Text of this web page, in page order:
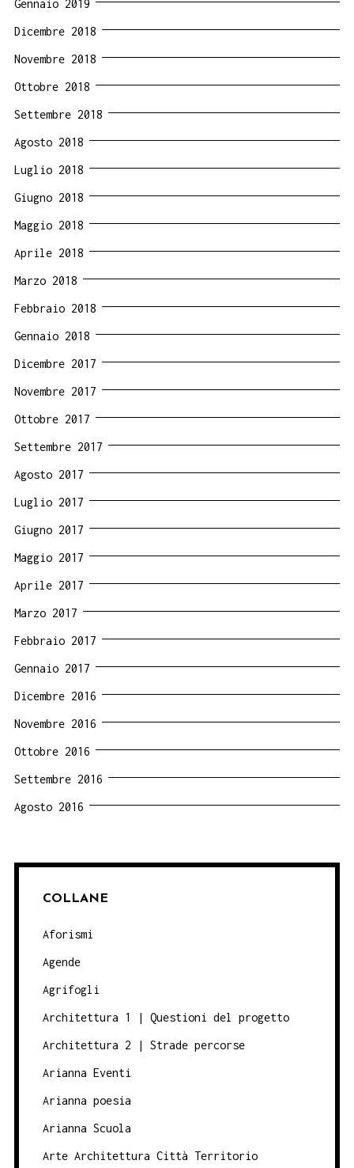
Gennaio 2019
Dicembre 2018
Novembre 2018
Ottobre 2018
Settembre 2018
Agosto 2018
Luglio 2018
Giugno 2018
Maggio 2018
Aprile 2018
Marzo 2018
Febbraio 2018
Gennaio 2018
Dicembre 2017
Novembre 2017
Ottobre 2017
Settembre 2017
Agosto 2017
Luglio 2017
Giugno 2017
Maggio 2017
Aprile 2017
Marzo 2017
Febbraio 2017
Gennaio 2017
Dicembre 2016
Novembre 2016
Ottobre 2016
Settembre 2016
Agosto 2016
COLLANE
Aforismi
Agende
Agrifogli
Architettura 1 | Questioni del progetto
Architettura 2 | Strade percorse
Arianna Eventi
Arianna poesia
Arianna Scuola
Arte Architettura Città Territorio